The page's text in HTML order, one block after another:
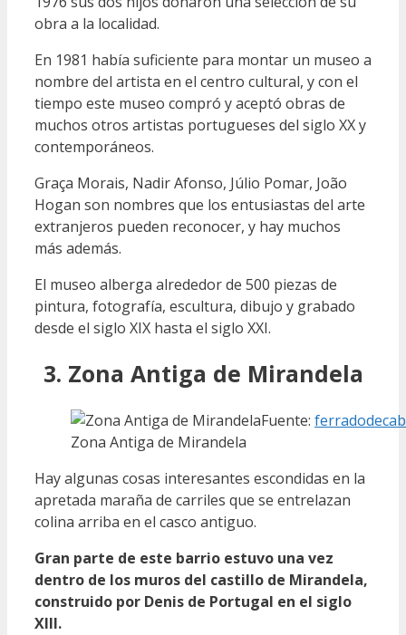
obra a la localidad.
En 1981 había suficiente para montar un museo a
nombre del artista en el centro cultural, y con el
tiempo este museo compró y aceptó obras de
muchos otros artistas portugueses del siglo XX y
contemporáneos.
Graça Morais, Nadir Afonso, Júlio Pomar, João
Hogan son nombres que los entusiastas del arte
extranjeros pueden reconocer, y hay muchos
más además.
El museo alberga alrededor de 500 piezas de
pintura, fotografía, escultura, dibujo y grabado
desde el siglo XIX hasta el siglo XXI.
3. Zona Antiga de Mirandela
Fuente:
Zona Antiga de Mirandela
Hay algunas cosas interesantes escondidas en la
apretada maraña de carriles que se entrelazan
colina arriba en el casco antiguo.
Gran parte de este barrio estuvo una vez
dentro de los muros del castillo de Mirandela,
construido por Denis de Portugal en el siglo
XIII.